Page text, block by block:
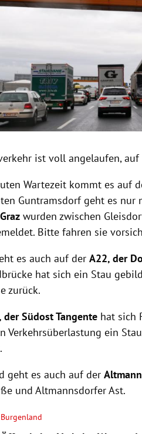
ist voll angelaufen,
Wartezeit kommt es auf
Guntramsdorf geht es nur
wurden zwischen
Bitte fahren sie
es auch auf derA22, der
hat sich ein Stau
zurück.
der Südost Tangente hat sich
Verkehrsüberlastung ein
geht es auch auf der
und Altmannsdorfer Ast.
Burgenland